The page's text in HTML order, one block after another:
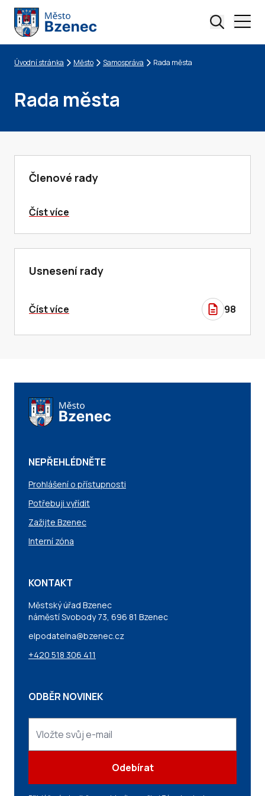
Drobečková navigace
Úvodní stránka Město Samospráva Rada města
Rada města
Členové rady
Číst více
Usnesení rady
Číst více 98
NEPŘEHLÉDNĚTE
Prohlášení o přístupnosti
Potřebuji vyřídit
Zažijte Bzenec
Interní zóna
KONTAKT
Městský úřad Bzenec
náměstí Svobody 73, 696 81 Bzenec
elpodatelna@bzenec.cz
+420 518 306 411
ODBĚR NOVINEK
Odebírat